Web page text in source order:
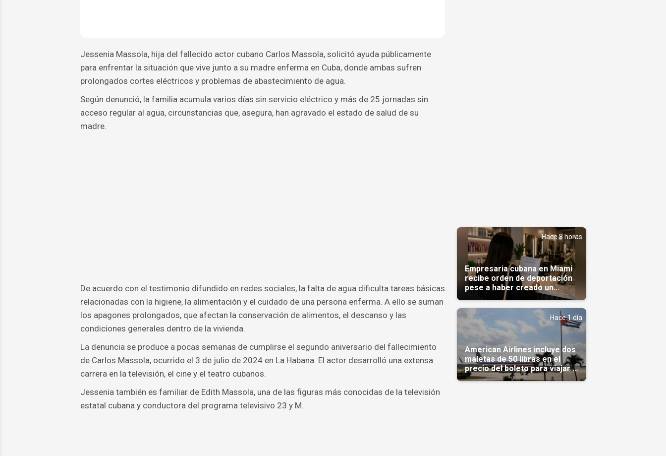
Jessenia Massola, hija del fallecido actor cubano Carlos Massola, solicitó ayuda públicamente
para enfrentar la situación que vive junto a su madre enferma en Cuba, donde ambas sufren
prolongados cortes eléctricos y problemas de abastecimiento de agua.
Según denunció, la familia acumula varios días sin servicio eléctrico y más de 25 jornadas sin
acceso regular al agua, circunstancias que, asegura, han agravado el estado de salud de su
madre.
De acuerdo con el testimonio difundido en redes sociales, la falta de agua dificulta tareas básicas
relacionadas con la higiene, la alimentación y el cuidado de una persona enferma. A ello se suman
los apagones prolongados, que afectan la conservación de alimentos, el descanso y las
condiciones generales dentro de la vivienda.
La denuncia se produce a pocas semanas de cumplirse el segundo aniversario del fallecimiento
de Carlos Massola, ocurrido el 3 de julio de 2024 en La Habana. El actor desarrolló una extensa
carrera en la televisión, el cine y el teatro cubanos.
Jessenia también es familiar de Edith Massola, una de las figuras más conocidas de la televisión
estatal cubana y conductora del programa televisivo 23 y M.
Hace 8 horas
Empresaria cubana en Miami
recibe orden de deportación
pese a haber creado un
Hace 1 día
American Airlines incluye dos
maletas de 50 libras en el
precio del boleto para viajar a
Cuba en agosto